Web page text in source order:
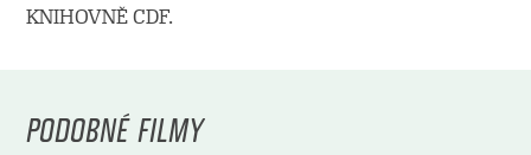
KNIHOVNĚ CDF.
PODOBNÉ FILMY